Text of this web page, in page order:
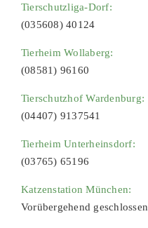
Tierschutzliga-Dorf:
(035608) 40124
Tierheim Wollaberg:
(08581) 96160
Tierschutzhof Wardenburg:
(04407) 9137541
Tierheim Unterheinsdorf:
(03765) 65196
Katzenstation München:
Vorübergehend geschlossen